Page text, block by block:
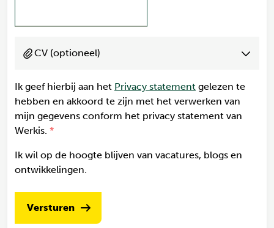
CV (optioneel)
Ik geef hierbij aan het Privacy statement gelezen te
hebben en akkoord te zijn met het verwerken van
mijn gegevens conform het privacy statement van
Werkis.
Ik wil op de hoogte blijven van vacatures, blogs en
ontwikkelingen.
Versturen